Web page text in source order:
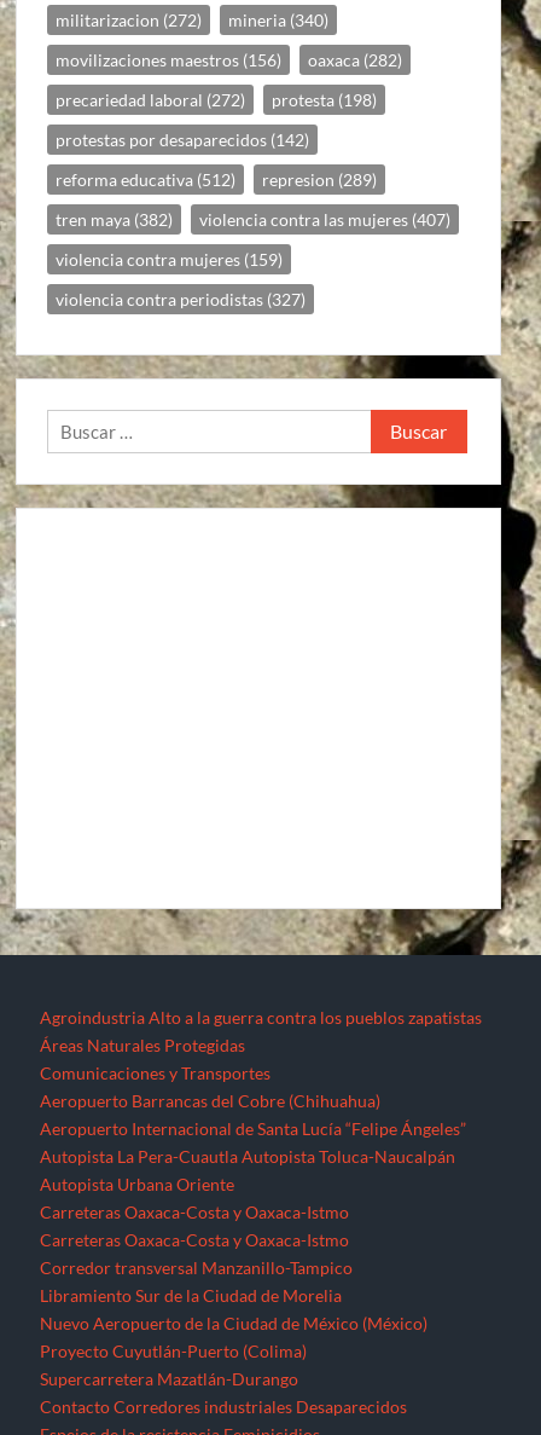
militarizacion (272) mineria (340)
movilizaciones maestros (156) oaxaca (282)
precariedad laboral (272) protesta (198)
protestas por desaparecidos (142)
reforma educativa (512) represion (289)
tren maya (382) violencia contra las mujeres (407)
violencia contra mujeres (159)
violencia contra periodistas (327)
Buscar:
Agroindustria Alto a la guerra contra los pueblos zapatistas
Áreas Naturales Protegidas
Comunicaciones y Transportes
Aeropuerto Barrancas del Cobre (Chihuahua)
Aeropuerto Internacional de Santa Lucía “Felipe Ángeles”
Autopista La Pera-Cuautla Autopista Toluca-Naucalpán
Autopista Urbana Oriente
Carreteras Oaxaca-Costa y Oaxaca-Istmo
Carreteras Oaxaca-Costa y Oaxaca-Istmo
Corredor transversal Manzanillo-Tampico
Libramiento Sur de la Ciudad de Morelia
Nuevo Aeropuerto de la Ciudad de México (México)
Proyecto Cuyutlán-Puerto (Colima)
Supercarretera Mazatlán-Durango
Contacto Corredores industriales Desaparecidos